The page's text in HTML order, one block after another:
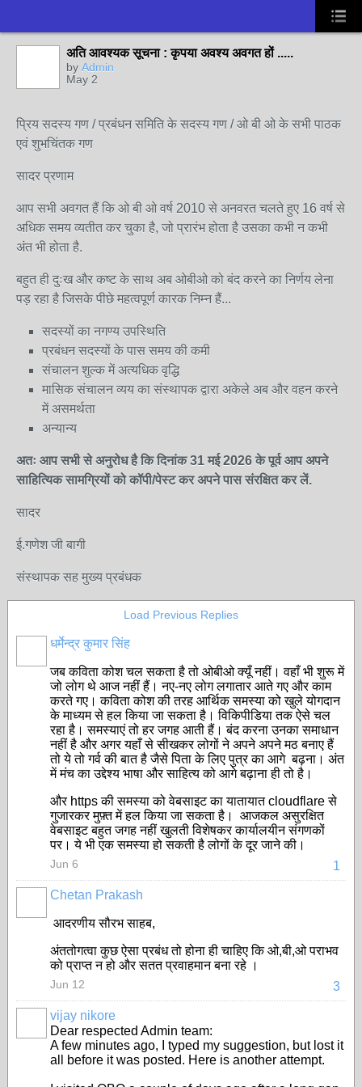
अति आवश्यक सूचना : कृपया अवश्य अवगत हों .....
by Admin
May 2
प्रिय सदस्य गण / प्रबंधन समिति के सदस्य गण / ओ बी ओ के सभी पाठक
एवं शुभचिंतक गण
सादर प्रणाम
आप सभी अवगत हैं कि ओ बी ओ वर्ष 2010 से अनवरत चलते हुए 16 वर्ष से
अधिक समय व्यतीत कर चुका है, जो प्रारंभ होता है उसका कभी न कभी
अंत भी होता है.
बहुत ही दुःख और कष्ट के साथ अब ओबीओ को बंद करने का निर्णय लेना
पड़ रहा है जिसके पीछे महत्वपूर्ण कारक निम्न हैं...
सदस्यों का नगण्य उपस्थिति
प्रबंधन सदस्यों के पास समय की कमी
संचालन शुल्क में अत्यधिक वृद्धि
मासिक संचालन व्यय का संस्थापक द्वारा अकेले अब और वहन करने
में असमर्थता
अन्यान्य
अतः आप सभी से अनुरोध है कि दिनांक 31 मई 2026 के पूर्व आप अपने
साहित्यिक सामग्रियों को कॉपी/पेस्ट कर अपने पास संरक्षित कर लें.
सादर
ई.गणेश जी बागी
संस्थापक सह मुख्य प्रबंधक
Load Previous Replies
धर्मेन्द्र कुमार सिंह
जब कविता कोश चल सकता है तो ओबीओ क्यूँ नहीं। वहाँ भी शुरू में
जो लोग थे आज नहीं हैं। नए-नए लोग लगातार आते गए और काम
करते गए। कविता कोश की तरह आर्थिक समस्या को खुले योगदान
के माध्यम से हल किया जा सकता है। विकिपीडिया तक ऐसे चल
रहा है। समस्याएं तो हर जगह आती हैं। बंद करना उनका समाधान
नहीं है और अगर यहाँ से सीखकर लोगों ने अपने अपने मठ बनाए हैं
तो ये तो गर्व की बात है जैसे पिता के लिए पुत्र का आगे बढ़ना। अंत
में मंच का उद्देश्य भाषा और साहित्य को आगे बढ़ाना ही तो है।
और https की समस्या को वेबसाइट का यातायात cloudflare से
गुजारकर मुफ़्त में हल किया जा सकता है। आजकल असुरक्षित
वेबसाइट बहुत जगह नहीं खुलती विशेषकर कार्यालयीन संगणकों
पर। ये भी एक समस्या हो सकती है लोगों के दूर जाने की।
1
Jun 6
Chetan Prakash
आदरणीय सौरभ साहब,
अंततोगत्वा कुछ ऐसा प्रबंध तो होना ही चाहिए कि ओ,बी,ओ पराभव
को प्राप्त न हो और सतत प्रवाहमान बना रहे ।
3
Jun 12
vijay nikore
Dear respected Admin team:
A few minutes ago, I typed my suggestion, but lost it
all before it was posted. Here is another attempt.